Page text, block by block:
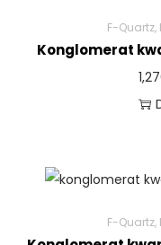
F-Quartz,
Konglomerat
F-Quartz,